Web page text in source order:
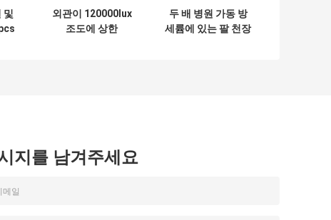
및
외관이 120000lux
조도에 상한
두 배 병원 가동 방
세륨에 있는 팔 천장
지를 남겨주세요